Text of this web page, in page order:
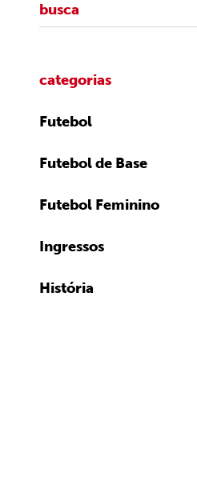
categorias
Futebol
Futebol de Base
Futebol Feminino
Ingressos
História